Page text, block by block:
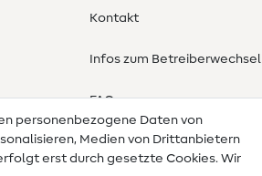
Kontakt
Infos zum Betreiberwechsel
FAQ
Widerrufsrecht
personenbezogene Daten von
Medien von Drittanbietern
erst durch gesetzte Cookies. Wir